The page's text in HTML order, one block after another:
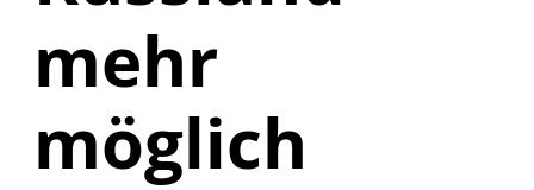
mehr
möglich